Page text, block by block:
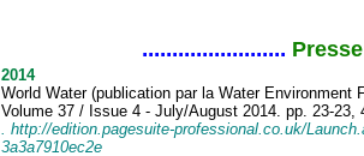
........................ Presse
2014
World Water (publication par la Water Environment
Volume 37 / Issue 4 - July/August 2014. pp. 23-23,
. http://edition.pagesuite-professional.co.uk/
3a3a7910ec2e